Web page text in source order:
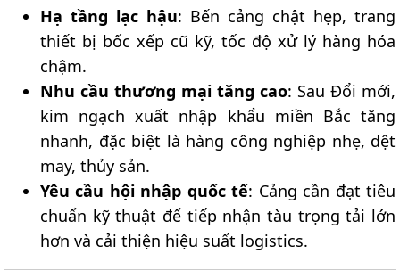
Hạ tầng lạc hậu: Bến cảng chật hẹp, trang
thiết bị bốc xếp cũ kỹ, tốc độ xử lý hàng hóa
chậm.
Nhu cầu thương mại tăng cao: Sau Đổi mới,
kim ngạch xuất nhập khẩu miền Bắc tăng
nhanh, đặc biệt là hàng công nghiệp nhẹ, dệt
may, thủy sản.
Yêu cầu hội nhập quốc tế: Cảng cần đạt tiêu
chuẩn kỹ thuật để tiếp nhận tàu trọng tải lớn
hơn và cải thiện hiệu suất logistics.